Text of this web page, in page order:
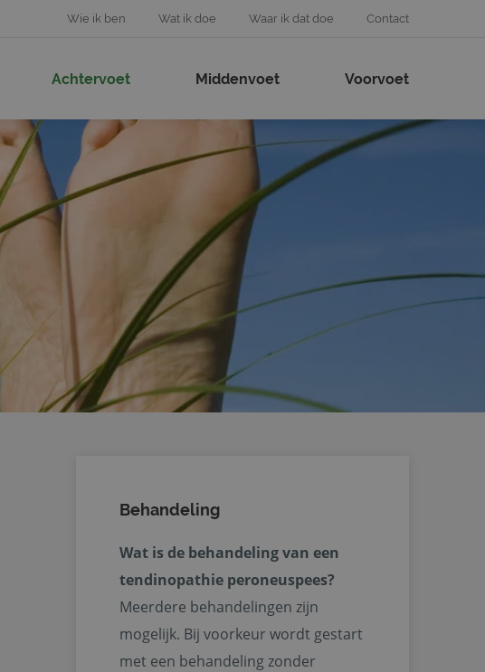
Wie ik ben Wat ik doe Waar ik dat doe Contact
Achtervoet Middenvoet Voorvoet
Behandeling
Wat is de behandeling van een
tendinopathie peroneuspees?
Meerdere behandelingen zijn
mogelijk. Bij voorkeur wordt gestart
met een behandeling zonder